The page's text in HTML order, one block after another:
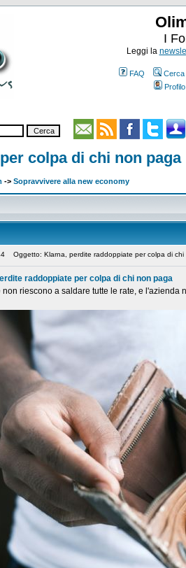
I
Leggi la
FAQ Cerca
Profilo
colpa di chi non paga
-> Sopravvivere alla new economy
Oggetto: Klarna, perdite raddoppiate per colpa di chi
raddoppiate per colpa di chi non paga
riescono a saldare tutte le rate, e l'azienda